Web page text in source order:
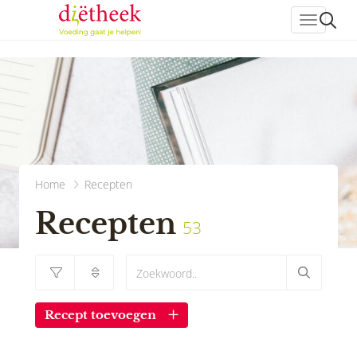
Home Recepten
Recepten 53
Recept toevoegen